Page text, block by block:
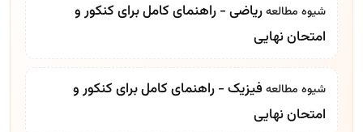
شیوه مطالعهریاضی - راهنمای کامل برای کنکور و
امتحان نهایی
شیوه مطالعه فیزیک - راهنمای کامل برای کنکور و
امتحان نهایی